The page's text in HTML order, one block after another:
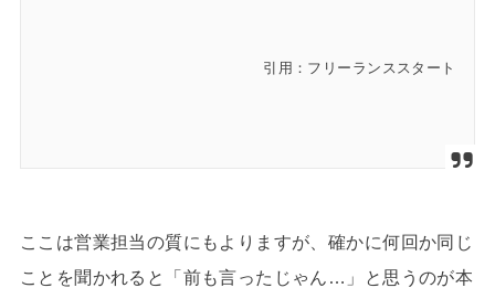
引用：フリーランススタート
ここは営業担当の質にもよりますが、確かに何回か同じ
ことを聞かれると「前も言ったじゃん…」と思うのが本